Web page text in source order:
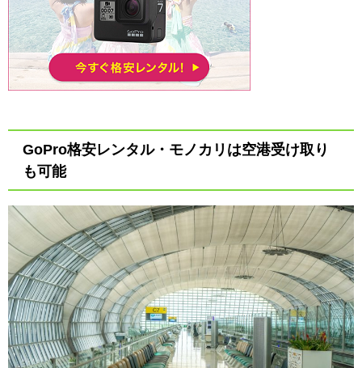
GoPro格安レンタル・モノカリは空港受け取り
も可能